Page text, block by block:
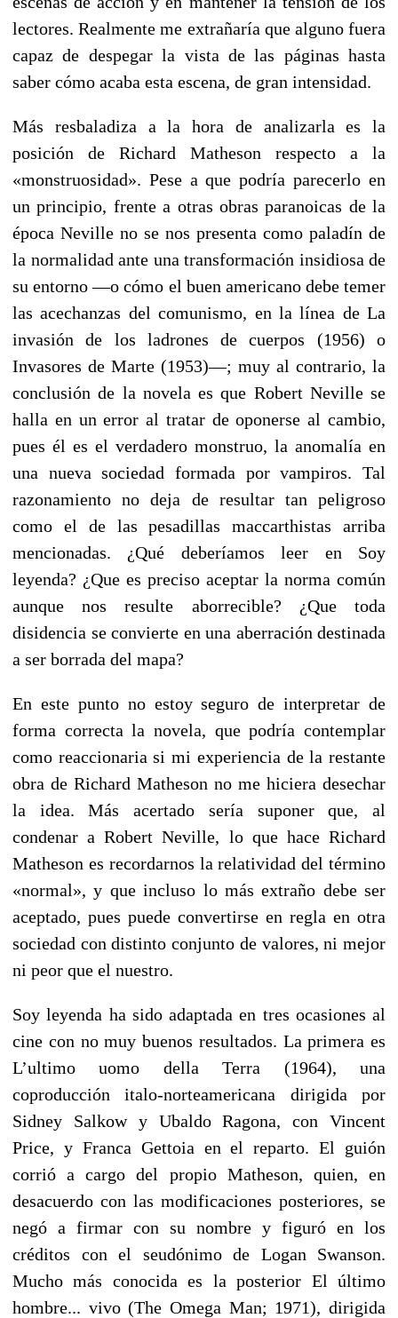
lectores. Realmente me extrañaría que alguno fuera
capaz de despegar la vista de las páginas hasta
saber cómo acaba esta escena, de gran intensidad.
Más resbaladiza a la hora de analizarla es la
posición de Richard Matheson respecto a la
«monstruosidad». Pese a que podría parecerlo en
un principio, frente a otras obras paranoicas de la
época Neville no se nos presenta como paladín de
la normalidad ante una transformación insidiosa de
su entorno —o cómo el buen americano debe temer
las acechanzas del comunismo, en la línea de La
invasión de los ladrones de cuerpos (1956) o
Invasores de Marte (1953)—; muy al contrario, la
conclusión de la novela es que Robert Neville se
halla en un error al tratar de oponerse al cambio,
pues él es el verdadero monstruo, la anomalía en
una nueva sociedad formada por vampiros. Tal
razonamiento no deja de resultar tan peligroso
como el de las pesadillas maccarthistas arriba
mencionadas. ¿Qué deberíamos leer en Soy
leyenda? ¿Que es preciso aceptar la norma común
aunque nos resulte aborrecible? ¿Que toda
disidencia se convierte en una aberración destinada
a ser borrada del mapa?
En este punto no estoy seguro de interpretar de
forma correcta la novela, que podría contemplar
como reaccionaria si mi experiencia de la restante
obra de Richard Matheson no me hiciera desechar
la idea. Más acertado sería suponer que, al
condenar a Robert Neville, lo que hace Richard
Matheson es recordarnos la relatividad del término
«normal», y que incluso lo más extraño debe ser
aceptado, pues puede convertirse en regla en otra
sociedad con distinto conjunto de valores, ni mejor
ni peor que el nuestro.
Soy leyenda ha sido adaptada en tres ocasiones al
cine con no muy buenos resultados. La primera es
L’ultimo uomo della Terra (1964), una
coproducción italo-norteamericana dirigida por
Sidney Salkow y Ubaldo Ragona, con Vincent
Price, y Franca Gettoia en el reparto. El guión
corrió a cargo del propio Matheson, quien, en
desacuerdo con las modificaciones posteriores, se
negó a firmar con su nombre y figuró en los
créditos con el seudónimo de Logan Swanson.
Mucho más conocida es la posterior El último
hombre... vivo (The Omega Man; 1971), dirigida